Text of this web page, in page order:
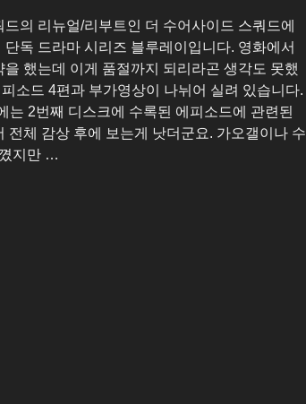
의 리뉴얼/리부트인 더 수어사이드 스쿼드에
독 드라마 시리즈 블루레이입니다. 영화에서
을 했는데 이게 품절까지 되리라곤 생각도 못했
소드 4편과 부가영상이 나뉘어 실려 있습니다.
는 2번째 디스크에 수록된 에피소드에 관련된
전체 감상 후에 보는게 낫더군요. 가오갤이나 수
지만 …